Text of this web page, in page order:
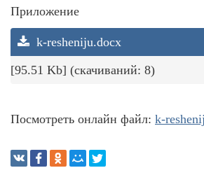
Приложение
k-resheniju.docx
[95.51 Kb] (cкачиваний: 8)
Посмотреть онлайн файл: k-